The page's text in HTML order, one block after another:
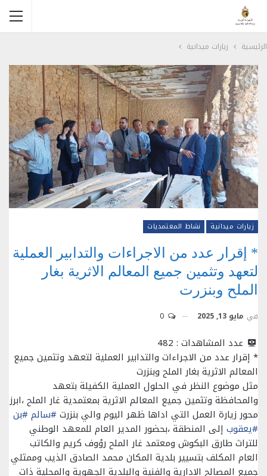
الرئيسية زيارات ميدانية
زيارات ميدانية نشاط المعتمديات
* إقرار عدد من الاجراءات والتدابير العملية
لتعهد وتثمين جميع المعالم الاثرية بغار
الملح وبنزرت
في مايو 13, 2025
عدد المشاهدات : 482
* إقرار عدد من الاجراءات والتدابير العملية لتعهد وتثمين جميع
المعالم الاثرية بغار الملح وبنزرت
مثل موضوع النظر في الحلول العملية الكفيلة بتعهد
والمحافظة وتثمين جميع المعالم الاثرية بمعتمدية غار الملح ،ابرز
محور زيارة العمل التي اداها ظهر اليوم والي بنزرت#سالم#بن
#يعقوب إلى المنطقة ،بحضور المدير العام للمعهد الوطني
للتراث طارق البكوش ومعتمد غار الملح رؤوف كريم والكاتب
العام المكلف بتسيير بلدية المكان محمد الصادق الذيب وممثلي
جميع المصالح الادارية والفنية والبلدية الجهوية والمحلية ذات